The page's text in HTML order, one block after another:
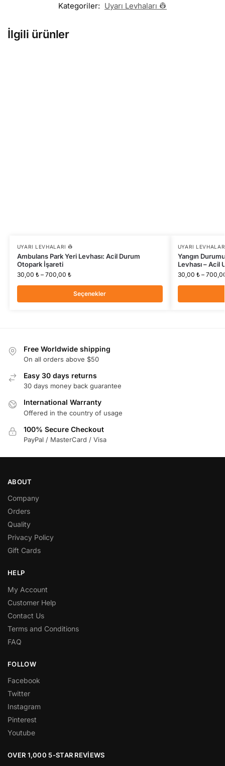
Kategoriler: Uyarı Levhaları 👷
İlgili ürünler
UYARI LEVHALARI 👷
Ambulans Park Yeri Levhası: Acil Durum
Otopark İşareti
30,00 ₺ – 700,00 ₺
Seçenekler
UYARI
Yangın
Levhası – Acil
30,00 ₺ –
Free Worldwide shipping
On all orders above $50
Easy 30 days returns
30 days money back guarantee
International Warranty
Offered in the country of usage
100% Secure Checkout
PayPal / MasterCard / Visa
ABOUT
Company
Orders
Quality
Privacy Policy
Gift Cards
HELP
My Account
Customer Help
Contact Us
Terms and Conditions
FAQ
FOLLOW
Facebook
Twitter
Instagram
Pinterest
Youtube
OVER 1,000 5-STAR REVIEWS